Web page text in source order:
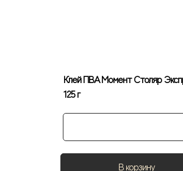
Клей ПВА Момент Столяр
125 г
В корзину